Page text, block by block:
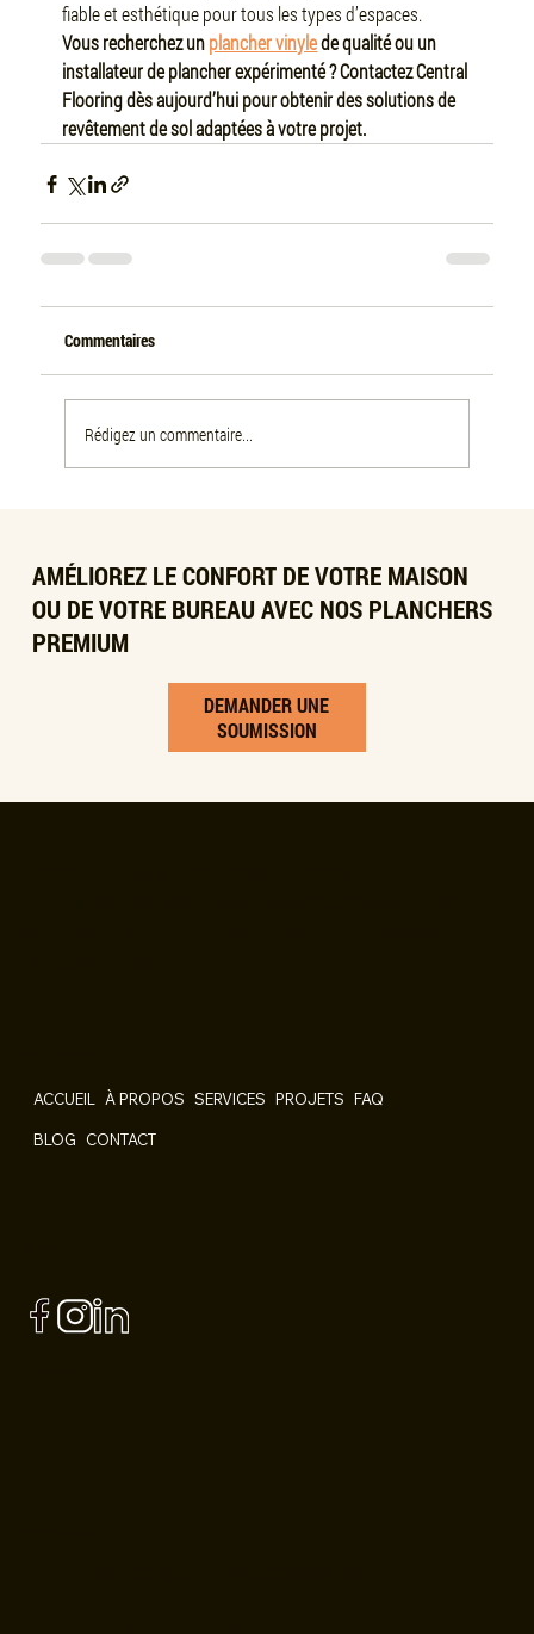
fiable et esthétique pour tous les types d’espaces.
Vous recherchez un plancher vinyle de qualité ou un
installateur de plancher expérimenté ? Contactez Central
Flooring dès aujourd’hui pour obtenir des solutions de
revêtement de sol adaptées à votre projet.
Commentaires
Rédigez un commentaire...
AMÉLIOREZ LE CONFORT DE VOTRE MAISON
OU DE VOTRE BUREAU AVEC NOS PLANCHERS
PREMIUM
DEMANDER UNE
SOUMISSION
ACCUEIL À PROPOS SERVICES PROJETS FAQ
BLOG CONTACT